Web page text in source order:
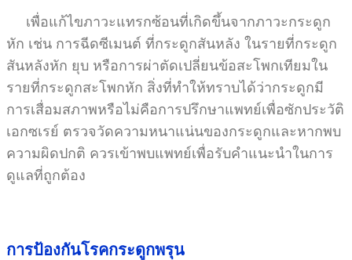
เพื่อแก้ไขภาวะแทรกซ้อนที่เกิดขึ้นจากภาวะกระดูก
หัก เช่น การฉีดซีเมนต์ ที่กระดูกสันหลัง ในรายที่กระดูก
สันหลังหัก ยุบ หรือการผ่าตัดเปลี่ยนข้อสะโพกเทียมใน
รายที่กระดูกสะโพกหัก สิ่งที่ทำให้ทราบได้ว่ากระดูกมี
การเสื่อมสภาพหรือไม่คือการปรึกษาแพทย์เพื่อซักประวัติ
เอกซเรย์ ตรวจวัดความหนาแน่นของกระดูกและหากพบ
ความผิดปกติ ควรเข้าพบแพทย์เพื่อรับคำแนะนำในการ
ดูแลที่ถูกต้อง
การป้องกันโรคกระดูกพรุน